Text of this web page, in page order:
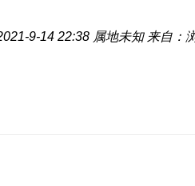
9-14 22:38 属地未知 来自：